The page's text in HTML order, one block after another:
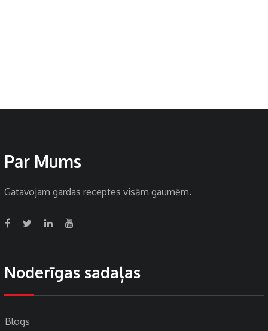
Par Mums
Gatavojam gardas receptes visām gaumēm.
Noderīgas sadaļas
Blogs